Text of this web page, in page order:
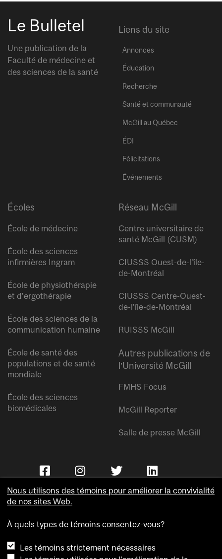
Le Bulletel
Une publication de la
Faculté de médecine et
des sciences de la santé
Liens du site
Annonces
Éducation
Recherche
Santé et communauté
McGill au Québec
ÉDI
Félicitations
Événements
Écoles
École de médecine
École des sciences
infirmières Ingram
École de physiothérapie
et d’ergothérapie
École des sciences de la
communication humaine
École de santé des
populations et de santé
mondiale
École des sciences
biomédicales
Réseau McGill
Centre universitaire de
santé McGill (CUSM)
CIUSSS Ouest-de-l’île-
de-Montréal
CIUSSS Centre-Ouest-
de-l’île-de-Montréal
RUISSS McGill
Autres publications de
l’Université McGill
FMHS Focus
McGill Reporter
Salle de presse McGill
Accessibilité
Nous utilisons des témoins pour améliorer la convivialité
de nos sites Web.
À quels types de témoins consentez-vous?
Les témoins strictement nécessaires